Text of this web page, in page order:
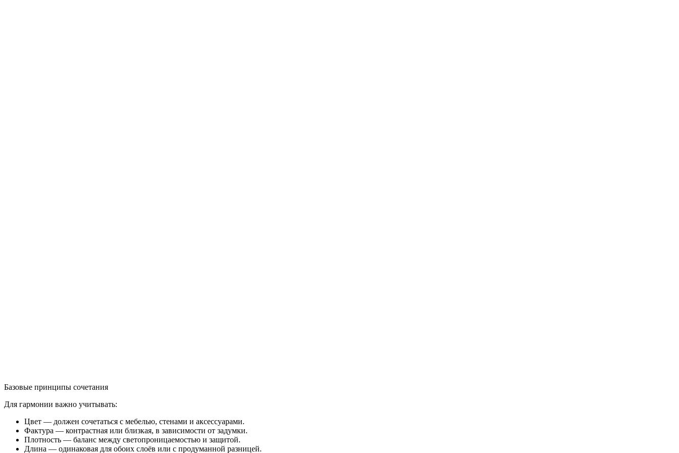
Базовые принципы сочетания
Для гармонии важно учитывать:
Цвет — должен сочетаться с мебелью, стенами и аксессуарами.
Фактура — контрастная или близкая, в зависимости от задумки.
Плотность — баланс между светопроницаемостью и защитой.
Длина — одинаковая для обоих слоёв или с продуманной разницей.